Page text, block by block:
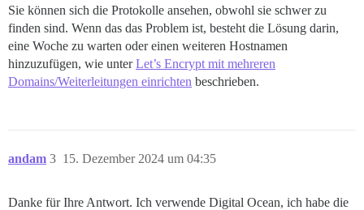
Sie können sich die Protokolle ansehen, obwohl sie schwer zu
finden sind. Wenn das das Problem ist, besteht die Lösung darin,
eine Woche zu warten oder einen weiteren Hostnamen
hinzuzufügen, wie unterLet’s Encrypt mit mehreren
Domains/Weiterleitungen einrichten beschrieben.
andam 15. Dezember 2024 um 04:35
3
Danke für Ihre Antwort. Ich verwende Digital Ocean, ich habe die